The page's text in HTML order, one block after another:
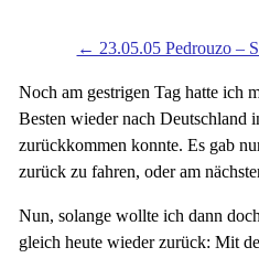
← 23.05.05 Pedrouzo –
Noch am gestrigen Tag hatte ich
Besten wieder nach Deutschland
zurückkommen konnte. Es gab
zurück zu fahren, oder am
Nun, solange wollte ich dann
gleich heute wieder zurück: Mit